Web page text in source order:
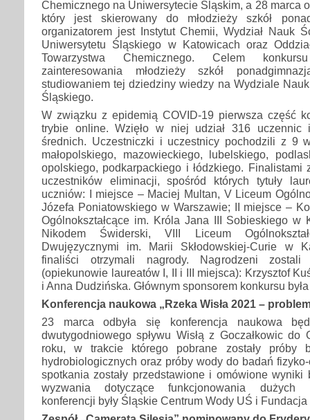
Chemicznego na Uniwersytecie Śląskim, a 28 marca
który jest skierowany do młodzieży szkół
organizatorem jest Instytut Chemii, Wydział Nauk
Uniwersytetu Śląskiego w Katowicach oraz
Towarzystwa Chemicznego. Celem
zainteresowania młodzieży szkół
studiowaniem tej dziedziny wiedzy na Wydziale
Śląskiego.
W związku z epidemią COVID-19 pierwsza część
trybie online. Wzięło w niej udział 316
średnich. Uczestniczki i uczestnicy pochodzili z 9
małopolskiego, mazowieckiego, lubelskiego,
opolskiego, podkarpackiego i łódzkiego. Finalistami
uczestników eliminacji, spośród których tytuły
uczniów: I miejsce – Maciej Multan, V Liceum
Józefa Poniatowskiego w Warszawie; II miejsce –
Ogólnokształcące im. Króla Jana III Sobieskiego w
Nikodem Świderski, VIII Liceum
Dwujęzycznymi im. Marii Skłodowskiej-Curie w
finaliści otrzymali nagrody. Nagrodzeni zostali
(opiekunowie laureatów I, II i III miejsca): Krzysztof
i Anna Dudzińska. Głównym sponsorem konkursu
Konferencja naukowa „Rzeka Wisła 2021 –
23 marca odbyła się konferencja naukowa
dwutygodniowego spływu Wisłą z Goczałkowic
roku, w trakcie którego pobrane zostały próby
hydrobiologicznych oraz próby wody do badań
spotkania zostały przedstawione i omówione
wyzwania dotyczące funkcjonowania dużych
konferencji były Śląskie Centrum Wody UŚ i